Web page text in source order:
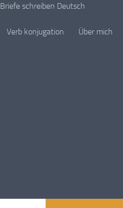
Briefe schreiben Deutsch
Verb konjugation Über mich